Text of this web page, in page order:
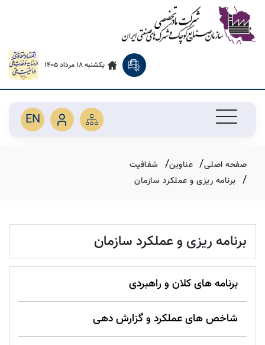
یکشنبه 18 مرداد 1405
EN
صفحه اصلی عناوین
شفافیت
برنامه ریزی و عملکرد سازمان
برنامه ریزی و عملکرد سازمان
برنامه های کلان و راهبردی
شاخص های عملکرد و گزارش دهی